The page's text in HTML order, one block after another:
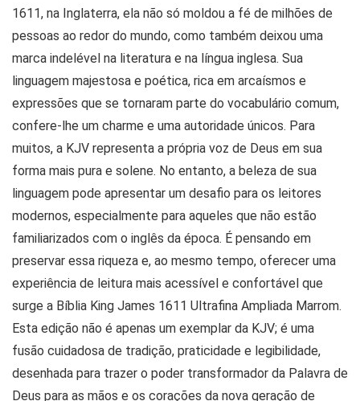
1611, na Inglaterra, ela não só moldou a fé de milhões de
pessoas ao redor do mundo, como também deixou uma
marca indelével na literatura e na língua inglesa. Sua
linguagem majestosa e poética, rica em arcaísmos e
expressões que se tornaram parte do vocabulário comum,
confere-lhe um charme e uma autoridade únicos. Para
muitos, a KJV representa a própria voz de Deus em sua
forma mais pura e solene. No entanto, a beleza de sua
linguagem pode apresentar um desafio para os leitores
modernos, especialmente para aqueles que não estão
familiarizados com o inglês da época. É pensando em
preservar essa riqueza e, ao mesmo tempo, oferecer uma
experiência de leitura mais acessível e confortável que
surge a Bíblia King James 1611 Ultrafina Ampliada Marrom.
Esta edição não é apenas um exemplar da KJV; é uma
fusão cuidadosa de tradição, praticidade e legibilidade,
desenhada para trazer o poder transformador da Palavra de
Deus para as mãos e os corações da nova geração de